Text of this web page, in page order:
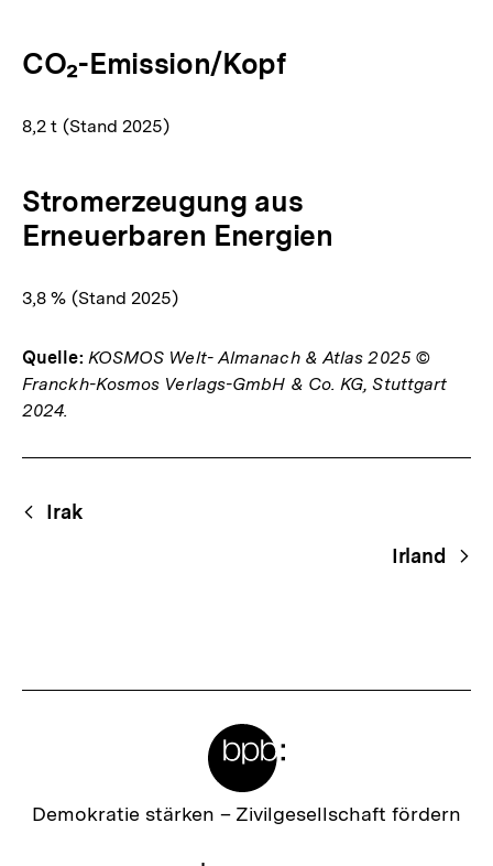
CO₂-Emission/Kopf
8,2 t (Stand 2025)
Stromerzeugung aus
Erneuerbaren Energien
3,8 % (Stand 2025)
Quelle: KOSMOS Welt- Almanach & Atlas 2025 ©
Franckh-Kosmos Verlags-GmbH & Co. KG, Stuttgart
2024.
Begriffsnavigation
Content-
Navigation
Irak
Irland
Zur
Demokratie stärken – Zivilgesellschaft fördern